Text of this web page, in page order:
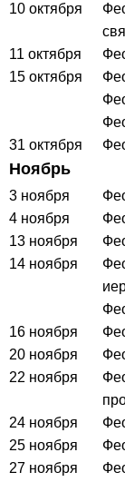
10 октября
11 октября
15 октября
31 октября
Ноябрь
3 ноября
4 ноября
13 ноября
14 ноября
16 ноября
20 ноября
22 ноября
24 ноября
25 ноября
27 ноября